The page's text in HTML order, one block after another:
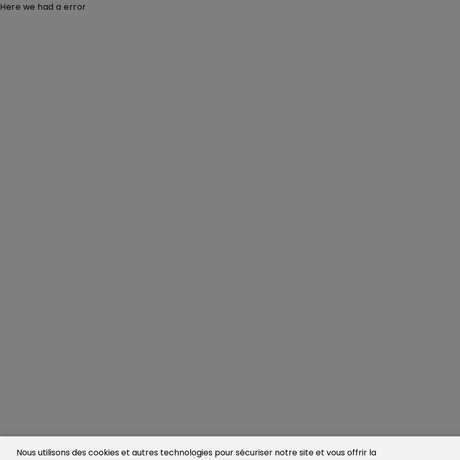
Here we had a error
Nous utilisons des cookies et autres technologies pour sécuriser notre site et vous offrir la